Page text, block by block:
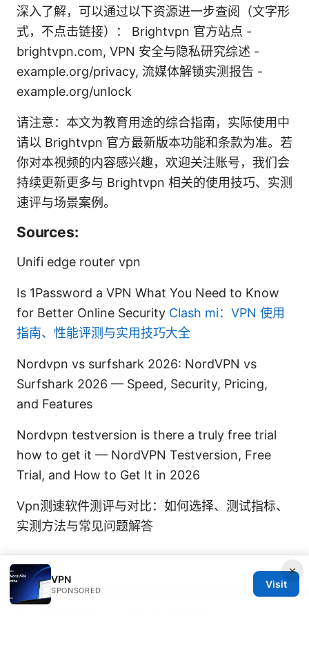
深入了解，可以通过以下资源进一步查阅（文字形
式，不点击链接）： Brightvpn 官方站点 -
brightvpn.com, VPN 安全与隐私研究综述 -
example.org/privacy, 流媒体解锁实测报告 -
example.org/unlock
请注意：本文为教育用途的综合指南，实际使用中
请以 Brightvpn 官方最新版本功能和条款为准。若
你对本视频的内容感兴趣，欢迎关注账号，我们会
持续更新更多与 Brightvpn 相关的使用技巧、实测
速评与场景案例。
Sources:
Unifi edge router vpn
Is 1Password a VPN What You Need to Know
for Better Online Security Clash mi：VPN 使用
指南、性能评测与实用技巧大全
Nordvpn vs surfshark 2026: NordVPN vs
Surfshark 2026 — Speed, Security, Pricing,
and Features
Nordvpn testversion is there a truly free trial
how to get it — NordVPN Testversion, Free
Trial, and How to Get It in 2026
Vpn测速软件测评与对比：如何选择、测试指标、
实测方法与常见问题解答
×
VPN
SPONSORED
Visit